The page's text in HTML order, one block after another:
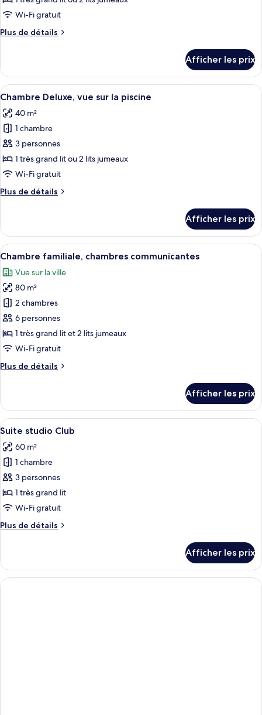
de
chambre :
Chambre
sur
la
ville
Wi-Fi gratuit
Plus de détails
Plus
Chambre
Deluxe,
vue
la
ville
Afficher les prix
Afficher
toutes
les
photos
pour
ce
type
chambre :
vue
sur
la
piscine
Une chambre d’hôtel dotée d’un
11
Chambre Deluxe, vue sur la piscine
40 m²
1 chambre
3 personnes
1 très grand lit ou 2 lits jumeaux
Wi-Fi gratuit
Plus de détails
Plus
Chambre
Deluxe,
vue
la
piscine
Afficher les prix
Afficher
toutes
les
photos
pour
ce
type
de
chambre :
Chambre
communicantes
Une chambre d’hôtel avec deux lits,
9
Chambre familiale, chambres communicantes
Vue sur la ville
80 m²
2 chambres
6 personnes
1 très grand lit et 2 lits jumeaux
Wi-Fi gratuit
Plus de détails
Plus
Chambre
familiale,
chambres
Afficher les prix
Afficher
toutes
les
photos
pour
ce
type
chambre :
Club
Une chambre d’hôtel avec un lit en
5
Suite studio Club
60 m²
1 chambre
3 personnes
1 très grand lit
Wi-Fi gratuit
Plus de détails
Plus
Suite
studio
Club
Afficher les prix